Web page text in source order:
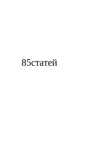
85статей